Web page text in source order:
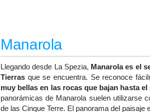
Manarola
Llegando desde La Spezia, Manarola es el
Tierras que se encuentra. Se reconoce
muy bellas en las rocas que bajan hasta el
panorámicas de Manarola suelen utilizarse
de las Cinque Terre. El panorama del paisaje